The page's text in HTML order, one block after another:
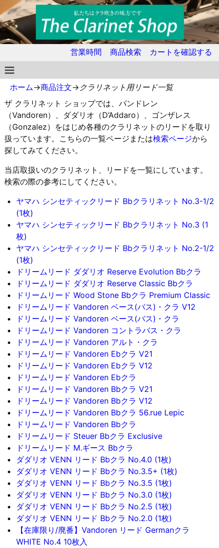
営業時間 商品検索 カートを確認する
ホーム→商品注文→ クラリネット用リード一覧
ザ クラリネット ショップでは、バンドレン
（Vandoren）、ダダリオ（D’Addaro）、ゴンザレス
（Gonzalez）をはじめ各種のクラリネットのリードを取り
扱っています。こちらの一覧ページまたは検索ページから
探してみてください。
当店取扱いのクラリネット、リードを一覧にしています。
検索の際の参考にしてください。
ヤマハ シンセティックリード Bbクラリネット No.3-1/2
(1枚)
ヤマハ シンセティックリード Bbクラリネット No.3 (1
枚)
ヤマハ シンセティックリード Bbクラリネット No.2-1/2
(1枚)
ドリームリード ダダリオ Reserve Evolution Bbクラ
ドリームリード ダダリオ Reserve Classic Bbクラ
ドリームリード Wood Stone Bbクラ Premium Classic
ドリームリード Vandoren ベース(バス)・クラ V12
ドリームリード Vandoren ベース(バス)・クラ
ドリームリード Vandoren コントラバス・クラ
ドリームリード Vandoren アルト・クラ
ドリームリード Vandoren Ebクラ V21
ドリームリード Vandoren Ebクラ V12
ドリームリード Vandoren Ebクラ
ドリームリード Vandoren Bbクラ V21
ドリームリード Vandoren Bbクラ V12
ドリームリード Vandoren Bbクラ 56.rue Lepic
ドリームリード Vandoren Bbクラ
ドリームリード Steuer Bbクラ Exclusive
ドリームリード M.ギース Bbクラ
ダダリオ VENN リード Bbクラ No.4.0 (1枚)
ダダリオ VENN リード Bbクラ No.3.5+ (1枚)
ダダリオ VENN リード Bbクラ No.3.5 (1枚)
ダダリオ VENN リード Bbクラ No.3.0 (1枚)
ダダリオ VENN リード Bbクラ No.2.5 (1枚)
ダダリオ VENN リード Bbクラ No.2.0 (1枚)
【在庫限り/廃番】Vandoren リード Germanクラ
WHITE No.4 10枚入